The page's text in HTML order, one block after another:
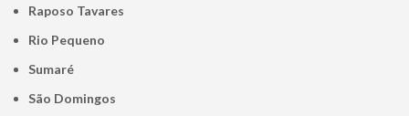
Raposo Tavares
Rio Pequeno
Sumaré
São Domingos